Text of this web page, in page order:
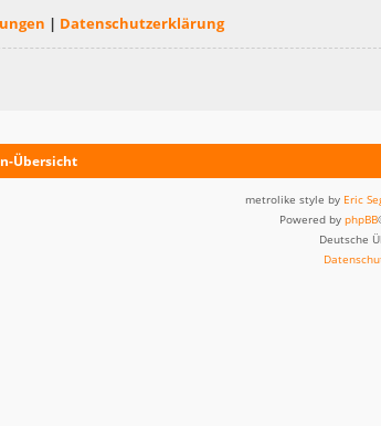
| Datenschutzerklärung
Übersicht
metrolike style by Eric
Powered by phpBB
Deutsche